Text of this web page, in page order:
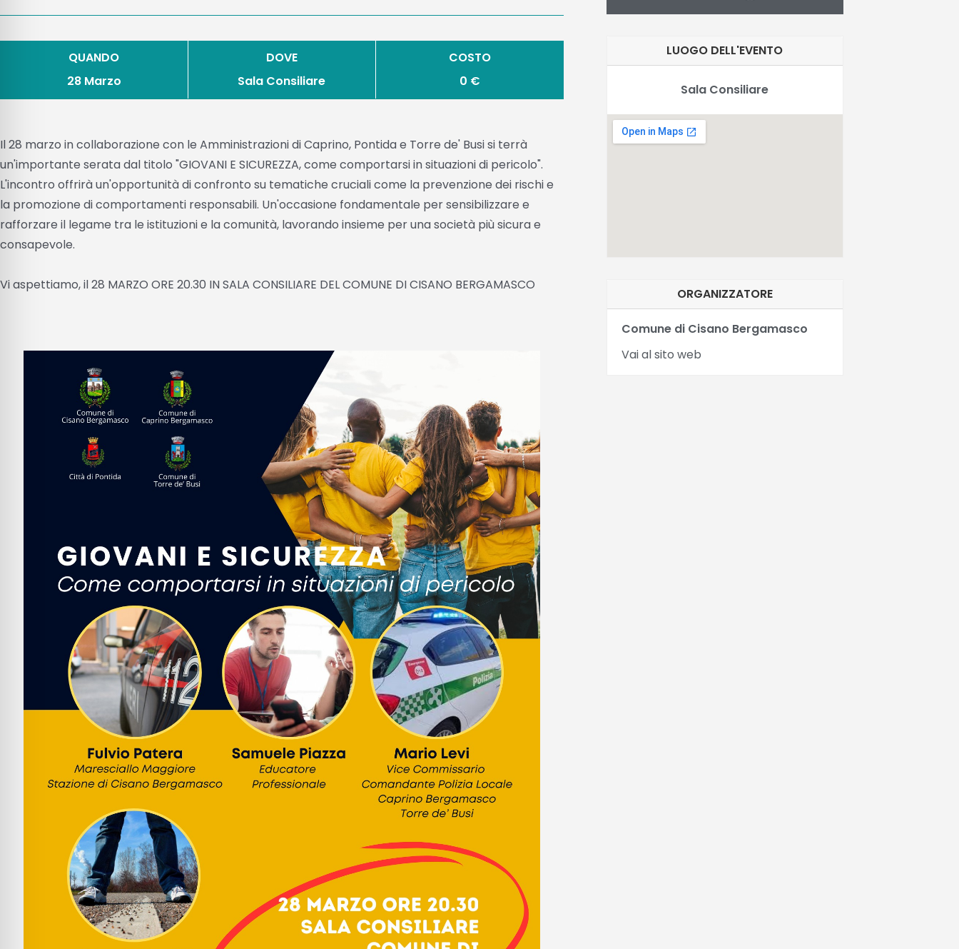
QUANDO
28 Marzo
DOVE
Sala Consiliare
COSTO
0 €
Il 28 marzo in collaborazione con le Amministrazioni di Caprino, Pontida e Torre de' Busi si terrà
un'importante serata dal titolo "GIOVANI E SICUREZZA, come comportarsi in situazioni di pericolo".
L'incontro offrirà un'opportunità di confronto su tematiche cruciali come la prevenzione dei rischi e
la promozione di comportamenti responsabili. Un'occasione fondamentale per sensibilizzare e
rafforzare il legame tra le istituzioni e la comunità, lavorando insieme per una società più sicura e
consapevole.
Vi aspettiamo, il 28 MARZO ORE 20.30 IN SALA CONSILIARE DEL COMUNE DI CISANO BERGAMASCO
LUOGO DELL'EVENTO
Sala Consiliare
ORGANIZZATORE
Comune di Cisano Bergamasco
Vai al sito web